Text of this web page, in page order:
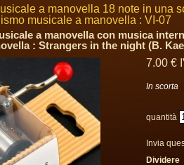
a manovella 18 note in una
musicale a manovella : VI-07
a manovella con musica
: Strangers in the night (B.
7.00 €
In scorta
quantità
Invia
Dividere